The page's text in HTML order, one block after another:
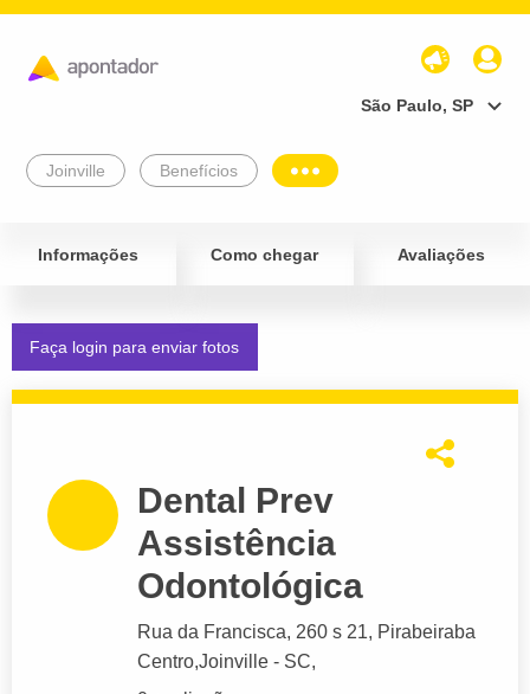
São Paulo, SP
Joinville Benefícios
Informações Como chegar Avaliações
Faça login para enviar fotos
Dental Prev
Assistência
Odontológica
Rua da Francisca, 260 s 21, Pirabeiraba
Centro,Joinville - SC,